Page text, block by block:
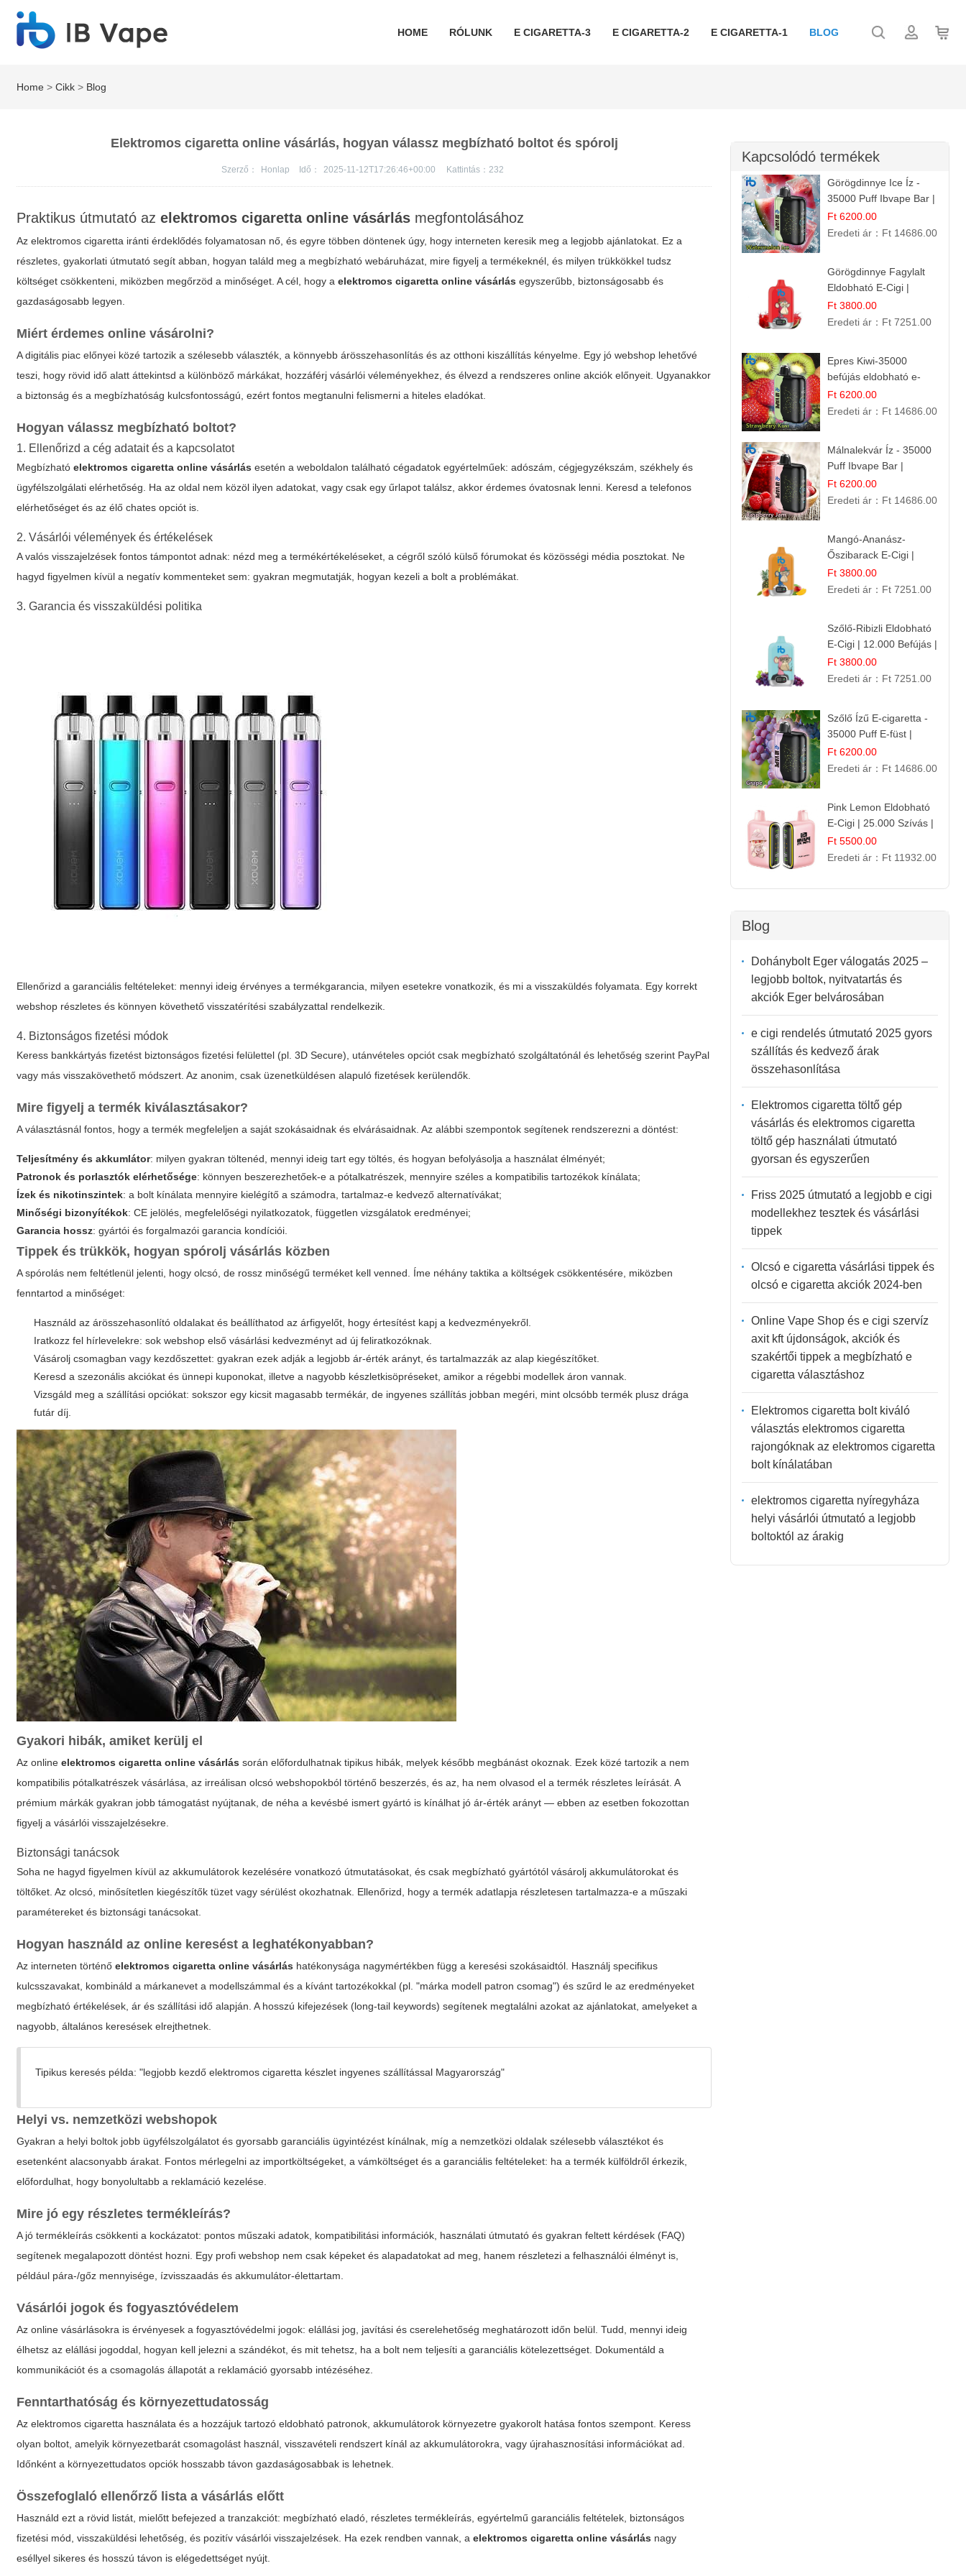
HOME RÓLUNK E CIGARETTA-3 E CIGARETTA-2 E CIGARETTA-1 BLOG
Home >Cikk > Blog
Elektromos cigaretta online vásárlás, hogyan válassz megbízható boltot és spórolj
Szerző： Honlap Idő： 2025-11-12T17:26:46+00:00 Kattintás： 232
Praktikus útmutató azelektromos cigaretta online vásárlás megfontolásához
Az elektromos cigaretta iránti érdeklődés folyamatosan nő, és egyre többen döntenek úgy, hogy interneten keresik meg a legjobb ajánlatokat. Ez a
részletes, gyakorlati útmutató segít abban, hogyan találd meg a megbízható webáruházat, mire figyelj a termékeknél, és milyen trükkökkel tudsz
költséget csökkenteni, miközben megőrzöd a minőséget. A cél, hogy aelektromos cigaretta online vásárlás egyszerűbb, biztonságosabb és
gazdaságosabb legyen.
Miért érdemes online vásárolni?
A digitális piac előnyei közé tartozik a szélesebb választék, a könnyebb árösszehasonlítás és az otthoni kiszállítás kényelme. Egy jó webshop lehetővé
teszi, hogy rövid idő alatt áttekintsd a különböző márkákat, hozzáférj vásárlói véleményekhez, és élvezd a rendszeres online akciók előnyeit. Ugyanakkor
a biztonság és a megbízhatóság kulcsfontosságú, ezért fontos megtanulni felismerni a hiteles eladókat.
Hogyan válassz megbízható boltot?
1. Ellenőrizd a cég adatait és a kapcsolatot
Megbízhatóelektromos cigaretta online vásárlás esetén a weboldalon található cégadatok egyértelműek: adószám, cégjegyzékszám, székhely és
ügyfélszolgálati elérhetőség. Ha az oldal nem közöl ilyen adatokat, vagy csak egy űrlapot találsz, akkor érdemes óvatosnak lenni. Keresd a telefonos
elérhetőséget és az élő chates opciót is.
2. Vásárlói vélemények és értékelések
A valós visszajelzések fontos támpontot adnak: nézd meg a termékértékeléseket, a cégről szóló külső fórumokat és közösségi média posztokat. Ne
hagyd figyelmen kívül a negatív kommenteket sem: gyakran megmutatják, hogyan kezeli a bolt a problémákat.
3. Garancia és visszaküldési politika
Ellenőrizd a garanciális feltételeket: mennyi ideig érvényes a termékgarancia, milyen esetekre vonatkozik, és mi a visszaküldés folyamata. Egy korrekt
webshop részletes és könnyen követhető visszatérítési szabályzattal rendelkezik.
4. Biztonságos fizetési módok
Keress bankkártyás fizetést biztonságos fizetési felülettel (pl. 3D Secure), utánvételes opciót csak megbízható szolgáltatónál és lehetőség szerint PayPal
vagy más visszakövethető módszert. Az anonim, csak üzenetküldésen alapuló fizetések kerülendők.
Mire figyelj a termék kiválasztásakor?
A választásnál fontos, hogy a termék megfeleljen a saját szokásaidnak és elvárásaidnak. Az alábbi szempontok segítenek rendszerezni a döntést:
Teljesítmény és akkumlátor: milyen gyakran töltenéd, mennyi ideig tart egy töltés, és hogyan befolyásolja a használat élményét;
Patronok és porlasztók elérhetősége: könnyen beszerezhetőek-e a pótalkatrészek, mennyire széles a kompatibilis tartozékok kínálata;
Ízek és nikotinszintek: a bolt kínálata mennyire kielégítő a számodra, tartalmaz-e kedvező alternatívákat;
Minőségi bizonyítékok: CE jelölés, megfelelőségi nyilatkozatok, független vizsgálatok eredményei;
Garancia hossz: gyártói és forgalmazói garancia kondíciói.
Tippek és trükkök, hogyan spórolj vásárlás közben
A spórolás nem feltétlenül jelenti, hogy olcsó, de rossz minőségű terméket kell venned. Íme néhány taktika a költségek csökkentésére, miközben
fenntartod a minőséget:
Használd az árösszehasonlító oldalakat és beállíthatod az árfigyelőt, hogy értesítést kapj a kedvezményekről.
Iratkozz fel hírlevelekre: sok webshop első vásárlási kedvezményt ad új feliratkozóknak.
Vásárolj csomagban vagy kezdőszettet: gyakran ezek adják a legjobb ár-érték arányt, és tartalmazzák az alap kiegészítőket.
Keresd a szezonális akciókat és ünnepi kuponokat, illetve a nagyobb készletkisöpréseket, amikor a régebbi modellek áron vannak.
Vizsgáld meg a szállítási opciókat: sokszor egy kicsit magasabb termékár, de ingyenes szállítás jobban megéri, mint olcsóbb termék plusz drága
futár díj.
Gyakori hibák, amiket kerülj el
Az onlineelektromos cigaretta online vásárlás során előfordulhatnak tipikus hibák, melyek később megbánást okoznak. Ezek közé tartozik a nem
kompatibilis pótalkatrészek vásárlása, az irreálisan olcsó webshopokból történő beszerzés, és az, ha nem olvasod el a termék részletes leírását. A
prémium márkák gyakran jobb támogatást nyújtanak, de néha a kevésbé ismert gyártó is kínálhat jó ár-érték arányt — ebben az esetben fokozottan
figyelj a vásárlói visszajelzésekre.
Biztonsági tanácsok
Soha ne hagyd figyelmen kívül az akkumulátorok kezelésére vonatkozó útmutatásokat, és csak megbízható gyártótól vásárolj akkumulátorokat és
töltőket. Az olcsó, minősítetlen kiegészítők tüzet vagy sérülést okozhatnak. Ellenőrizd, hogy a termék adatlapja részletesen tartalmazza-e a műszaki
paramétereket és biztonsági tanácsokat.
Hogyan használd az online keresést a leghatékonyabban?
Az interneten történőelektromos cigaretta online vásárlás hatékonysága nagymértékben függ a keresési szokásaidtól. Használj specifikus
kulcsszavakat, kombináld a márkanevet a modellszámmal és a kívánt tartozékokkal (pl. "márka modell patron csomag") és szűrd le az eredményeket
megbízható értékelések, ár és szállítási idő alapján. A hosszú kifejezések (long-tail keywords) segítenek megtalálni azokat az ajánlatokat, amelyeket a
nagyobb, általános keresések elrejthetnek.
Tipikus keresés példa: "legjobb kezdő elektromos cigaretta készlet ingyenes szállítással Magyarország"
Helyi vs. nemzetközi webshopok
Gyakran a helyi boltok jobb ügyfélszolgálatot és gyorsabb garanciális ügyintézést kínálnak, míg a nemzetközi oldalak szélesebb választékot és
esetenként alacsonyabb árakat. Fontos mérlegelni az importköltségeket, a vámköltséget és a garanciális feltételeket: ha a termék külföldről érkezik,
előfordulhat, hogy bonyolultabb a reklamáció kezelése.
Mire jó egy részletes termékleírás?
A jó termékleírás csökkenti a kockázatot: pontos műszaki adatok, kompatibilitási információk, használati útmutató és gyakran feltett kérdések (FAQ)
segítenek megalapozott döntést hozni. Egy profi webshop nem csak képeket és alapadatokat ad meg, hanem részletezi a felhasználói élményt is,
például pára-/gőz mennyisége, ízvisszaadás és akkumulátor-élettartam.
Vásárlói jogok és fogyasztóvédelem
Az online vásárlásokra is érvényesek a fogyasztóvédelmi jogok: elállási jog, javítási és cserelehetőség meghatározott időn belül. Tudd, mennyi ideig
élhetsz az elállási jogoddal, hogyan kell jelezni a szándékot, és mit tehetsz, ha a bolt nem teljesíti a garanciális kötelezettséget. Dokumentáld a
kommunikációt és a csomagolás állapotát a reklamáció gyorsabb intézéséhez.
Fenntarthatóság és környezettudatosság
Az elektromos cigaretta használata és a hozzájuk tartozó eldobható patronok, akkumulátorok környezetre gyakorolt hatása fontos szempont. Keress
olyan boltot, amelyik környezetbarát csomagolást használ, visszavételi rendszert kínál az akkumulátorokra, vagy újrahasznosítási információkat ad.
Időnként a környezettudatos opciók hosszabb távon gazdaságosabbak is lehetnek.
Összefoglaló ellenőrző lista a vásárlás előtt
Használd ezt a rövid listát, mielőtt befejezed a tranzakciót: megbízható eladó, részletes termékleírás, egyértelmű garanciális feltételek, biztonságos
fizetési mód, visszaküldési lehetőség, és pozitív vásárlói visszajelzések. Ha ezek rendben vannak, aelektromos cigaretta online vásárlás nagy
eséllyel sikeres és hosszú távon is elégedettséget nyújt.
Kapcsolódó termékek
Görögdinnye Ice Íz -
35000 Puff Ibvape Bar |
Frissítő Mentolos
Élmény!
Ft 6200.00
Eredeti ár： Ft 14686.00
Görögdinnye Fagylalt
Eldobható E-Cigi |
12.000 Szívás | Édes
Vízidín Íz
Ft 3800.00
Eredeti ár： Ft 7251.00
Epres Kiwi-35000
befújás eldobható e-
cigaretta
Ft 6200.00
Eredeti ár： Ft 14686.00
Málnalekvár Íz - 35000
Puff Ibvape Bar |
Gazdag Gyümölcsös
Ízélmény!
Ft 6200.00
Eredeti ár： Ft 14686.00
Mangó-Ananász-
Őszibarack E-Cigi |
12.000 Befújás |
Tropikus Gyümölcs Íz
Ft 3800.00
Eredeti ár： Ft 7251.00
Szőlő-Ribizli Eldobható
E-Cigi | 12.000 Befújás |
Friss Gyümölcs Íz
Ft 3800.00
Eredeti ár： Ft 7251.00
Szőlő Ízű E-cigaretta -
35000 Puff E-füst |
Intenzív
Gyümölcsélmény!
Ft 6200.00
Eredeti ár： Ft 14686.00
Pink Lemon Eldobható
E-Cigi | 25.000 Szívás |
Rózsaszín Citrom Íz
Ft 5500.00
Eredeti ár： Ft 11932.00
Blog
Dohánybolt Eger válogatás 2025 –
legjobb boltok, nyitvatartás és
akciók Eger belvárosában
e cigi rendelés útmutató 2025 gyors
szállítás és kedvező árak
összehasonlítása
Elektromos cigaretta töltő gép
vásárlás és elektromos cigaretta
töltő gép használati útmutató
gyorsan és egyszerűen
Friss 2025 útmutató a legjobb e cigi
modellekhez tesztek és vásárlási
tippek
Olcsó e cigaretta vásárlási tippek és
olcsó e cigaretta akciók 2024-ben
Online Vape Shop és e cigi szervíz
axit kft újdonságok, akciók és
szakértői tippek a megbízható e
cigaretta választáshoz
Elektromos cigaretta bolt kiváló
választás elektromos cigaretta
rajongóknak az elektromos cigaretta
bolt kínálatában
elektromos cigaretta nyíregyháza
helyi vásárlói útmutató a legjobb
boltoktól az árakig